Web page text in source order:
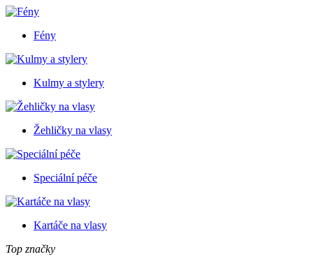
Fény
Kulmy a stylery
Žehličky na vlasy
Speciální péče
Kartáče na vlasy
Top značky